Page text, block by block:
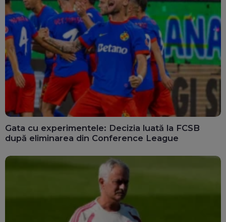
Gata cu experimentele: Decizia luată la FCSB
după eliminarea din Conference League